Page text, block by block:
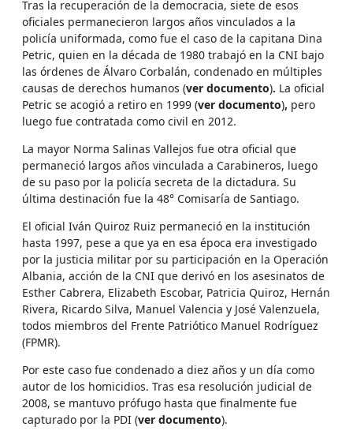
Tras la recuperación de la democracia, siete de esos
oficiales permanecieron largos años vinculados a la
policía uniformada, como fue el caso de la capitana Dina
Petric, quien en la década de 1980 trabajó en la CNI bajo
las órdenes de Álvaro Corbalán, condenado en múltiples
causas de derechos humanos (ver documento). La oficial
Petric se acogió a retiro en 1999 (ver documento), pero
luego fue contratada como civil en 2012.
La mayor Norma Salinas Vallejos fue otra oficial que
permaneció largos años vinculada a Carabineros, luego
de su paso por la policía secreta de la dictadura. Su
última destinación fue la 48° Comisaría de Santiago.
El oficial Iván Quiroz Ruiz permaneció en la institución
hasta 1997, pese a que ya en esa época era investigado
por la justicia militar por su participación en la Operación
Albania, acción de la CNI que derivó en los asesinatos de
Esther Cabrera, Elizabeth Escobar, Patricia Quiroz, Hernán
Rivera, Ricardo Silva, Manuel Valencia y José Valenzuela,
todos miembros del Frente Patriótico Manuel Rodríguez
(FPMR).
Por este caso fue condenado a diez años y un día como
autor de los homicidios. Tras esa resolución judicial de
2008, se mantuvo prófugo hasta que finalmente fue
capturado por la PDI (ver documento).